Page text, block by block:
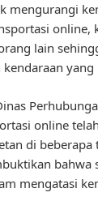
mengurangi
online,
lain
yang
online
di
bahwa
mengatasi